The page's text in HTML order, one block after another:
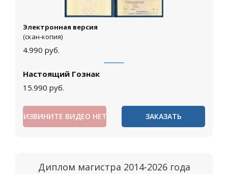
Электронная версия
(скан-копия)
4.990 руб.
Настоящий Гознак
15.990 руб.
ИЗВИНИТЕ ВИДЕО НЕТ ЗАКАЗАТЬ
Диплом магистра 2014-2026 года